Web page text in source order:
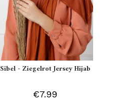
Sibel - Ziegelrot Jersey Hijab
€7.99